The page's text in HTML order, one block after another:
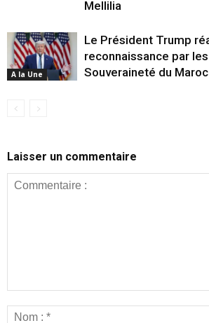
Mellilia
A la Une
Le Président Trump
reconnaissance par
Souveraineté du
Laisser un commentaire